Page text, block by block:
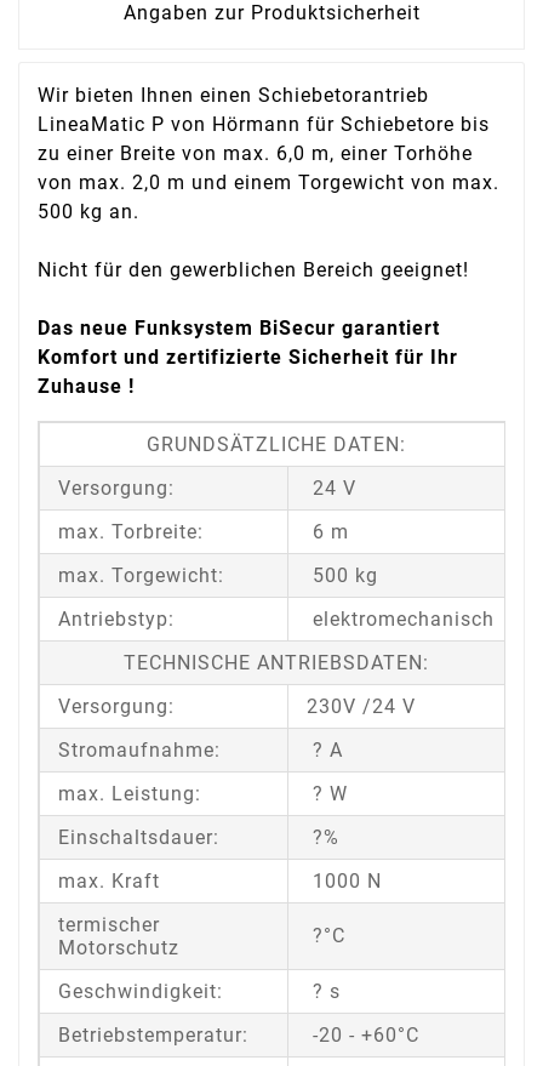
Angaben zur Produktsicherheit
Wir bieten Ihnen einen Schiebetorantrieb
LineaMatic P von Hörmann für Schiebetore bis
zu einer Breite von max. 6,0 m, einer Torhöhe
von max. 2,0 m und einem Torgewicht von max.
500 kg an.
Nicht für den gewerblichen Bereich geeignet!
Das neue Funksystem BiSecur garantiert
Komfort und zertifizierte Sicherheit für Ihr
Zuhause !
GRUNDSÄTZLICHE DATEN:
Versorgung:
24 V
max. Torbreite:
6 m
max. Torgewicht:
500 kg
Antriebstyp:
elektromechanisch
TECHNISCHE ANTRIEBSDATEN:
Versorgung:
230V /24 V
Stromaufnahme:
? A
max. Leistung:
? W
Einschaltsdauer:
?%
max. Kraft
1000 N
termischer
Motorschutz
?°C
Geschwindigkeit:
? s
Betriebstemperatur:
-20 - +60°C